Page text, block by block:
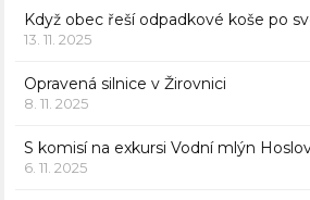
Když obec řeší odpadkové koše po
13. 11. 2025
Opravená silnice v Žirovnici
8. 11. 2025
S komisí na exkursi Vodní mlýn
6. 11. 2025